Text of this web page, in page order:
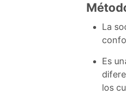
La
Es
los